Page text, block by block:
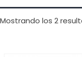
Mostrando los 2